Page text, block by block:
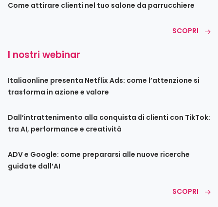
Come attirare clienti nel tuo salone da parrucchiere
SCOPRI
I nostri webinar
Italiaonline presenta Netflix Ads: come l’attenzione si
trasforma in azione e valore
Dall’intrattenimento alla conquista di clienti con TikTok:
tra AI, performance e creatività
ADV e Google: come prepararsi alle nuove ricerche
guidate dall’AI
SCOPRI